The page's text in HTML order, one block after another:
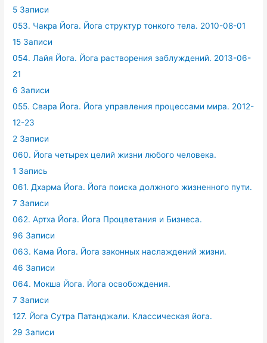
5 Записи
053. Чакра Йога. Йога структур тонкого тела. 2010-08-01
15 Записи
054. Лайя Йога. Йога растворения заблуждений. 2013-06-
21
6 Записи
055. Свара Йога. Йога управления процессами мира. 2012-
12-23
2 Записи
060. Йога четырех целий жизни любого человека.
1 Запись
061. Дхарма Йога. Йога поиска должного жизненного пути.
7 Записи
062. Артха Йога. Йога Процветания и Бизнеса.
96 Записи
063. Кама Йога. Йога законных наслаждений жизни.
46 Записи
064. Мокша Йога. Йога освобождения.
7 Записи
127. Йога Сутра Патанджали. Классическая йога.
29 Записи